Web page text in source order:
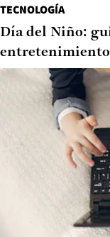
TECNOLOGÍA
Día del Niño:
entretenimiento